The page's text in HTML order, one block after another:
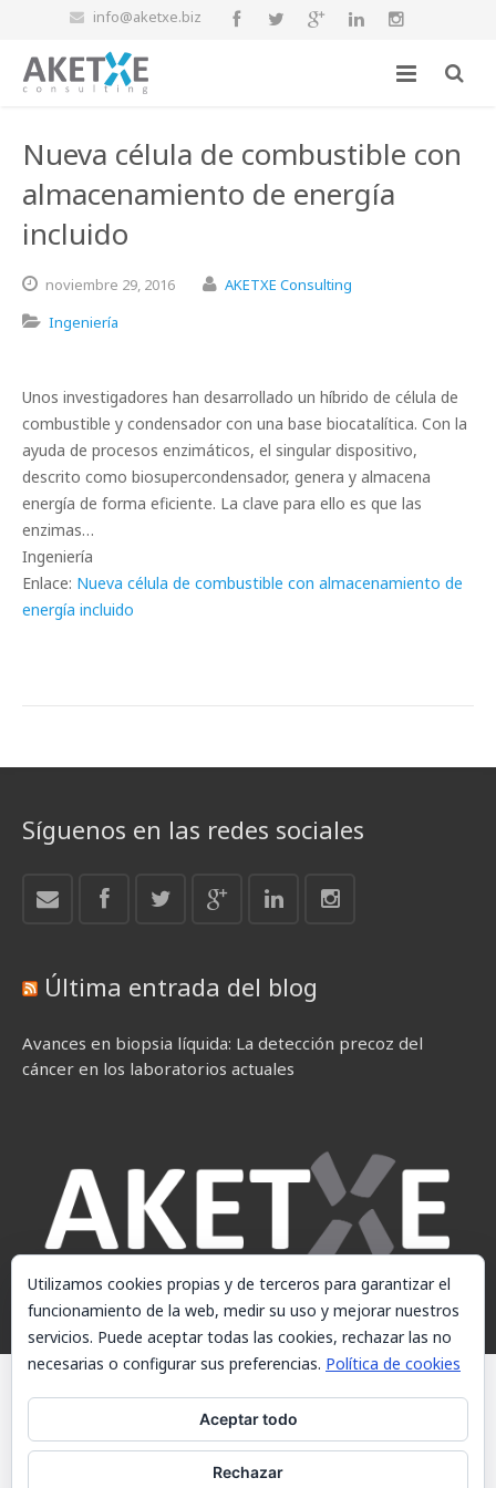
info@aketxe.biz
Nueva célula de combustible con
almacenamiento de energía
incluido
noviembre 29, 2016
AKETXE Consulting
Ingeniería
Unos investigadores han desarrollado un híbrido de célula de
combustible y condensador con una base biocatalítica. Con la
ayuda de procesos enzimáticos, el singular dispositivo,
descrito como biosupercondensador, genera y almacena
energía de forma eficiente. La clave para ello es que las
enzimas…
Ingeniería
Enlace: Nueva célula de combustible con almacenamiento de
energía incluido
Síguenos en las redes sociales
Última entrada del blog
Avances en biopsia líquida: La detección precoz del
cáncer en los laboratorios actuales
© AKETXE Consulting, S.L. - Este sitio web utiliza cookies, consulte
nuestra Política de cookies.
Utilizamos cookies propias y de terceros para garantizar el
funcionamiento de la web, medir su uso y mejorar nuestros
servicios. Puede aceptar todas las cookies, rechazar las no
necesarias o configurar sus preferencias. Política de cookies
Aceptar todo
Rechazar